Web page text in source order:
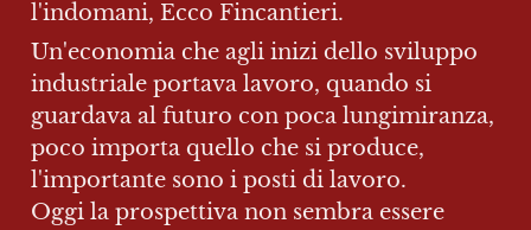
l'indomani, Ecco Fincantieri.
Un'economia che agli inizi dello sviluppo
industriale portava lavoro, quando si
guardava al futuro con poca lungimiranza,
poco importa quello che si produce,
l'importante sono i posti di lavoro.
Oggi la prospettiva non sembra essere